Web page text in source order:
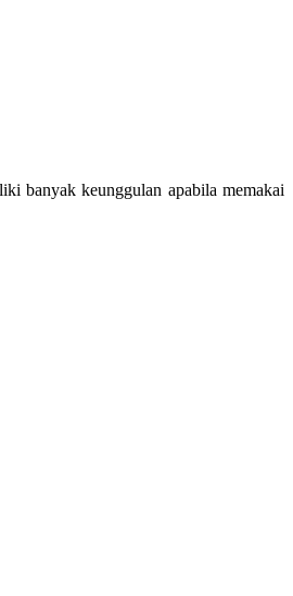
banyak keunggulan apabila memakai